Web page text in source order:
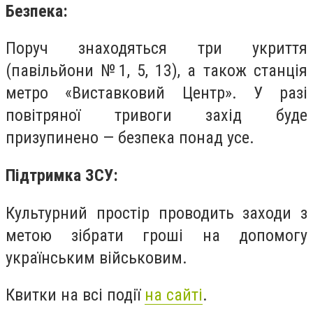
Безпека:
Поруч знаходяться три укриття
(павільйони №1, 5, 13), а також станція
метро «Виставковий Центр». У разі
повітряної тривоги захід буде
призупинено — безпека понад усе.
Підтримка ЗСУ:
Культурний простір проводить заходи з
метою зібрати гроші на допомогу
українським військовим.
Квитки на всі події на сайті.